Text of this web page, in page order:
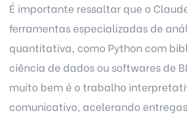
É importante ressaltar que o
ferramentas especializadas de
quantitativa, como Python com
ciência de dados ou softwares de
muito bem é o trabalho
comunicativo, acelerando